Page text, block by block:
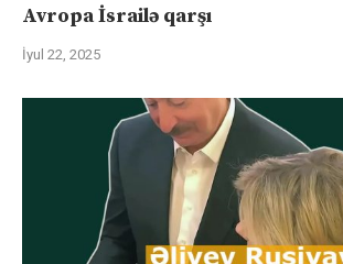
Avropa İsrailə qarşı
İyul 22, 2025